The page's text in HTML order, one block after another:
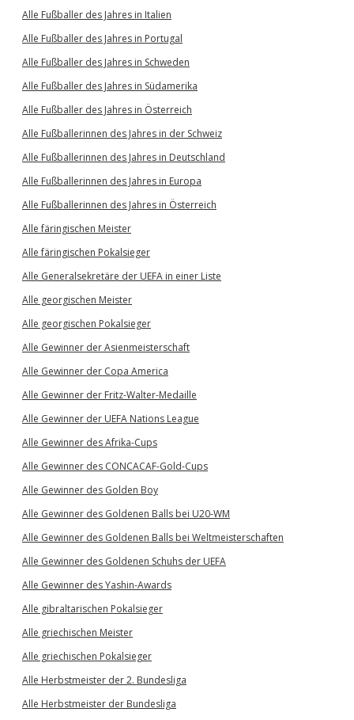
Alle Fußballer des Jahres in Italien
Alle Fußballer des Jahres in Portugal
Alle Fußballer des Jahres in Schweden
Alle Fußballer des Jahres in Südamerika
Alle Fußballer des Jahres in Österreich
Alle Fußballerinnen des Jahres in der Schweiz
Alle Fußballerinnen des Jahres in Deutschland
Alle Fußballerinnen des Jahres in Europa
Alle Fußballerinnen des Jahres in Österreich
Alle färingischen Meister
Alle färingischen Pokalsieger
Alle Generalsekretäre der UEFA in einer Liste
Alle georgischen Meister
Alle georgischen Pokalsieger
Alle Gewinner der Asienmeisterschaft
Alle Gewinner der Copa America
Alle Gewinner der Fritz-Walter-Medaille
Alle Gewinner der UEFA Nations League
Alle Gewinner des Afrika-Cups
Alle Gewinner des CONCACAF-Gold-Cups
Alle Gewinner des Golden Boy
Alle Gewinner des Goldenen Balls bei U20-WM
Alle Gewinner des Goldenen Balls bei Weltmeisterschaften
Alle Gewinner des Goldenen Schuhs der UEFA
Alle Gewinner des Yashin-Awards
Alle gibraltarischen Pokalsieger
Alle griechischen Meister
Alle griechischen Pokalsieger
Alle Herbstmeister der 2. Bundesliga
Alle Herbstmeister der Bundesliga